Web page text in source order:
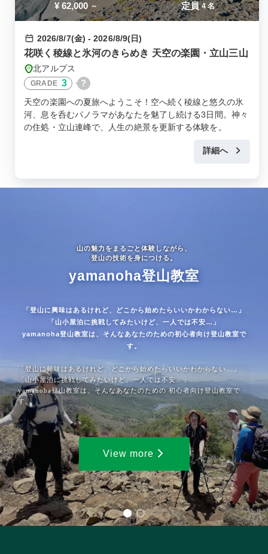
¥ 62,000 ～ 定員 4 名
2026/8/7(金) - 2026/8/9(日)
花咲く稜線と氷河のきらめき 天空の楽園・立山三山
北アルプス
GRADE 3 ?
天空の楽園への夏旅へようこそ！空へ続く稜線と悠久の氷
河、息を呑むパノラマがあなたを魅了し続ける3日間。神々
の住処・立山連峰で、人生の絶景を更新する体験を。
詳細へ
山の魅力をまるごと体験しながら、
登山の技術を身につける。
yamanoha登山教室
「登山に興味はあるけれど、どこから始めたらいいかわからない…」
「山小屋泊に挑戦してみたいけど、一人では不安…」
yamanoha登山教室は、そんなあなたのための初心者向け登山教室で
す。
「登山に興味はあるけれど、どこから始めたらいいかわからない…」
「山小屋泊に挑戦してみたいけど、一人では不安…」
yamanoha登山教室は、そんなあなたのための 初心者向け登山教室で
す。
View more